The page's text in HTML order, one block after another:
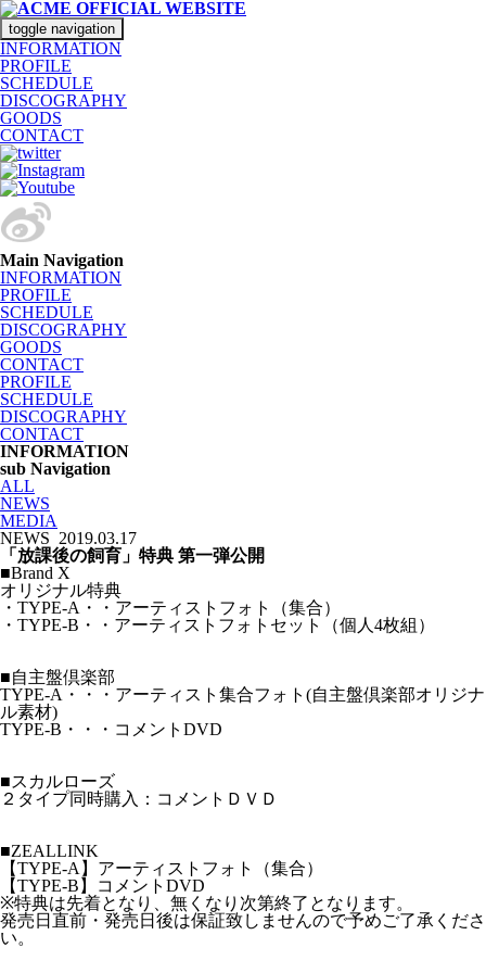
toggle navigation
INFORMATION
PROFILE
SCHEDULE
DISCOGRAPHY
GOODS
CONTACT
Main Navigation
INFORMATION
PROFILE
SCHEDULE
DISCOGRAPHY
GOODS
CONTACT
PROFILE
SCHEDULE
DISCOGRAPHY
CONTACT
INFORMATION
sub Navigation
ALL
NEWS
MEDIA
NEWS 2019.03.17
「放課後の飼育」特典 第一弾公開
■Brand X
オリジナル特典
・TYPE-A・・アーティストフォト（集合）
・TYPE-B・・アーティストフォトセット（個人4枚組）
■自主盤倶楽部
TYPE-A・・・アーティスト集合フォト(自主盤倶楽部オリジナ
ル素材)
TYPE-B・・・コメントDVD
■スカルローズ
２タイプ同時購入：コメントＤＶＤ
■ZEALLINK
【TYPE-A】アーティストフォト（集合）
【TYPE-B】コメントDVD
※特典は先着となり、無くなり次第終了となります。
発売日直前・発売日後は保証致しませんので予めご了承くださ
い。